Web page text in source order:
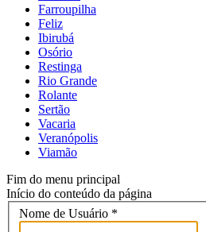
Farroupilha
Feliz
Ibirubá
Osório
Restinga
Rio Grande
Rolante
Sertão
Vacaria
Veranópolis
Viamão
Fim do menu principal
Início do conteúdo da página
Nome de Usuário *